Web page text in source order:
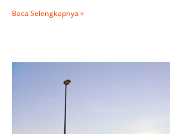
Baca Selengkapnya »